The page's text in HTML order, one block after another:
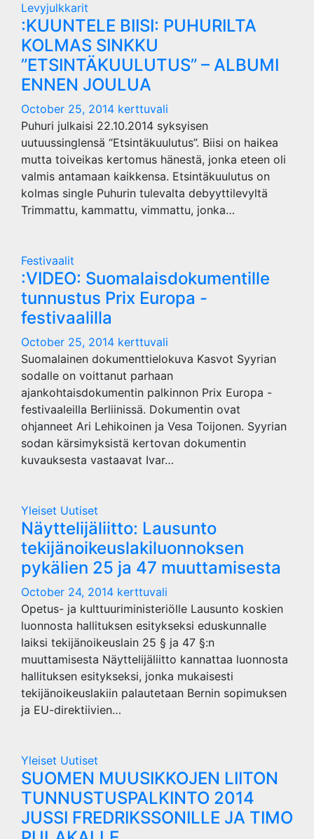
Levyjulkkarit
:KUUNTELE BIISI: PUHURILTA
KOLMAS SINKKU
”ETSINTÄKUULUTUS” – ALBUMI
ENNEN JOULUA
October 25, 2014 kerttuvali
Puhuri julkaisi 22.10.2014 syksyisen
uutuussinglensä “Etsintäkuulutus”. Biisi on haikea
mutta toiveikas kertomus hänestä, jonka eteen oli
valmis antamaan kaikkensa. Etsintäkuulutus on
kolmas single Puhurin tulevalta debyyttilevyltä
Trimmattu, kammattu, vimmattu, jonka…
Festivaalit
:VIDEO: Suomalaisdokumentille
tunnustus Prix Europa -
festivaalilla
October 25, 2014 kerttuvali
Suomalainen dokumenttielokuva Kasvot Syyrian
sodalle on voittanut parhaan
ajankohtaisdokumentin palkinnon Prix Europa -
festivaaleilla Berliinissä. Dokumentin ovat
ohjanneet Ari Lehikoinen ja Vesa Toijonen. Syyrian
sodan kärsimyksistä kertovan dokumentin
kuvauksesta vastaavat Ivar…
Yleiset Uutiset
Näyttelijäliitto: Lausunto
tekijänoikeuslakiluonnoksen
pykälien 25 ja 47 muuttamisesta
October 24, 2014 kerttuvali
Opetus- ja kulttuuriministeriölle Lausunto koskien
luonnosta hallituksen esitykseksi eduskunnalle
laiksi tekijänoikeuslain 25 § ja 47 §:n
muuttamisesta Näyttelijäliitto kannattaa luonnosta
hallituksen esitykseksi, jonka mukaisesti
tekijänoikeuslakiin palautetaan Bernin sopimuksen
ja EU-direktiivien…
Yleiset Uutiset
SUOMEN MUUSIKKOJEN LIITON
TUNNUSTUSPALKINTO 2014
JUSSI FREDRIKSSONILLE JA TIMO